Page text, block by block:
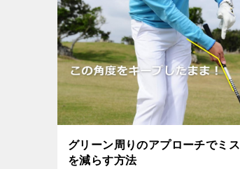
グリーン周りのアプローチでミス
を減らす方法